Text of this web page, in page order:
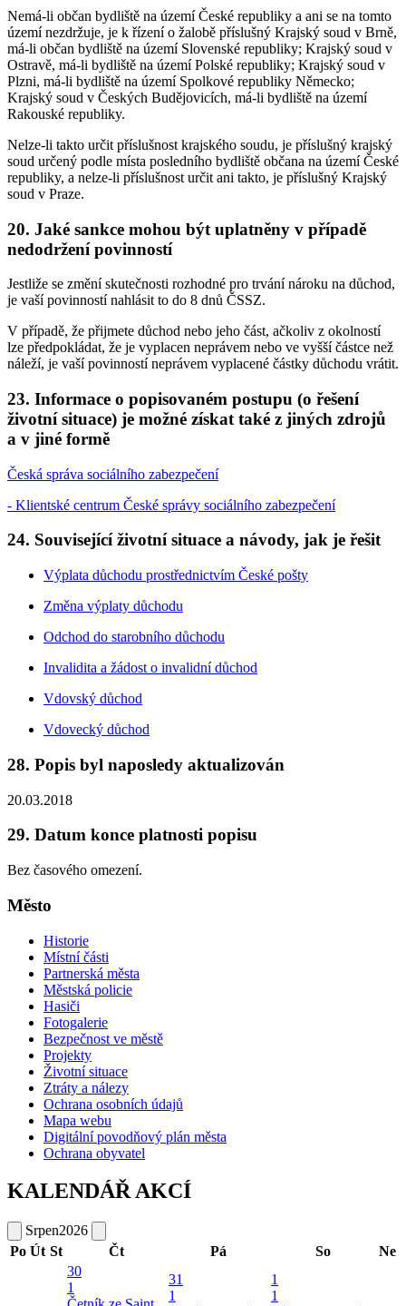
Nemá-li občan bydliště na území České republiky a ani se na tomto
území nezdržuje, je k řízení o žalobě příslušný Krajský soud v Brně,
má-li občan bydliště na území Slovenské republiky; Krajský soud v
Ostravě, má-li bydliště na území Polské republiky; Krajský soud v
Plzni, má-li bydliště na území Spolkové republiky Německo;
Krajský soud v Českých Budějovicích, má-li bydliště na území
Rakouské republiky.
Nelze-li takto určit příslušnost krajského soudu, je příslušný krajský
soud určený podle místa posledního bydliště občana na území České
republiky, a nelze-li příslušnost určit ani takto, je příslušný Krajský
soud v Praze.
20. Jaké sankce mohou být uplatněny v případě
nedodržení povinností
Jestliže se změní skutečnosti rozhodné pro trvání nároku na důchod,
je vaší povinností nahlásit to do 8 dnů ČSSZ.
V případě, že přijmete důchod nebo jeho část, ačkoliv z okolností
lze předpokládat, že je vyplacen neprávem nebo ve vyšší částce než
náleží, je vaší povinností neprávem vyplacené částky důchodu vrátit.
23. Informace o popisovaném postupu (o řešení
životní situace) je možné získat také z jiných zdrojů
a v jiné formě
Česká správa sociálního zabezpečení
- Klientské centrum České správy sociálního zabezpečení
24. Související životní situace a návody, jak je řešit
Výplata důchodu prostřednictvím České pošty
Změna výplaty důchodu
Odchod do starobního důchodu
Invalidita a žádost o invalidní důchod
Vdovský důchod
Vdovecký důchod
28. Popis byl naposledy aktualizován
20.03.2018
29. Datum konce platnosti popisu
Bez časového omezení.
Město
Historie
Místní části
Partnerská města
Městská policie
Hasiči
Fotogalerie
Bezpečnost ve městě
Projekty
Životní situace
Ztráty a nálezy
Ochrana osobních údajů
Mapa webu
Digitální povodňový plán města
Ochrana obyvatel
KALENDÁŘ AKCÍ
Srpen2026
Po Út St Čt Pá So Ne
30
1
31
1
1
1